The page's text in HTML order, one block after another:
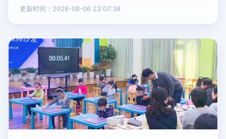
更新时间：2026-08-06 23:07:38